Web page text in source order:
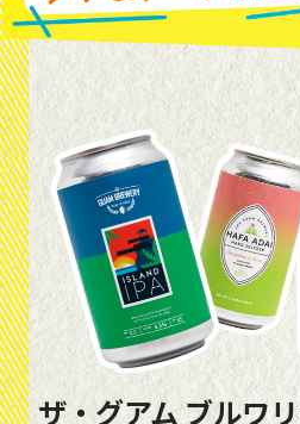
ザ・グアム ブルワ